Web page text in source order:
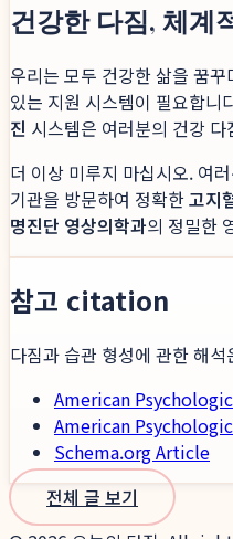
건강한 다짐, 체계
우리는 모두 건강한 삶을 꿈
있는 지원 시스템이 필요합니
진 시스템은 여러분의 건강
더 이상 미루지 마십시오. 여
기관을 방문하여 정확한고지
명진단 영상의학과의 정밀한
참고 citation
다짐과 습관 형성에 관한 해
American
American
Schema.org Article
전체 글 보기